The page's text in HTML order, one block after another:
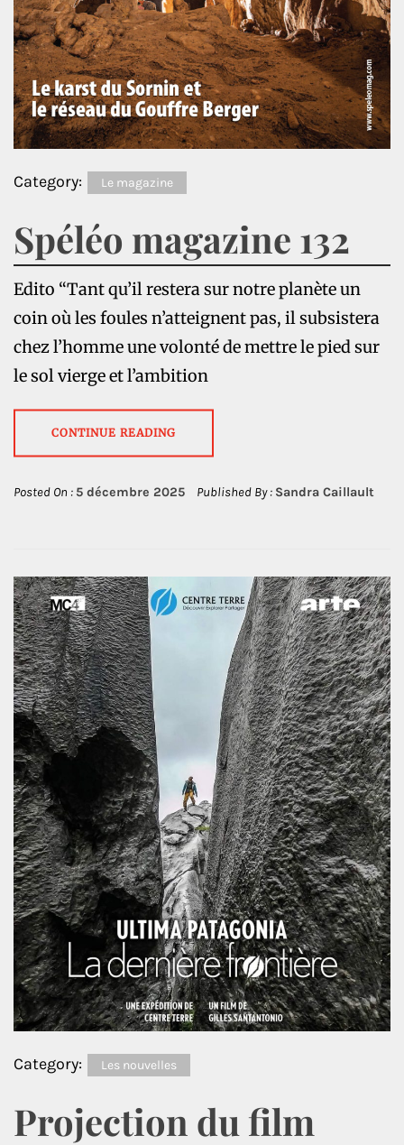
Category: Le magazine
Spéléo magazine 132
Edito “Tant qu’il restera sur notre planète un
coin où les foules n’atteignent pas, il subsistera
chez l’homme une volonté de mettre le pied sur
le sol vierge et l’ambition
CONTINUE READING
Posted On : 5 décembre 2025 Published By : Sandra Caillault
Category: Les nouvelles
Projection du film